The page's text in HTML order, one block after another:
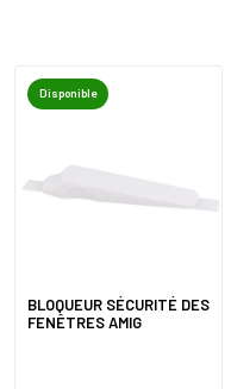
Disponible
BLOQUEUR SÉCURITÉ DES
FENÊTRES AMIG